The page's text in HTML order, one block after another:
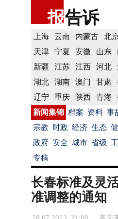
报告诉
上海 云南 内蒙古 北
天津
宁夏 安徽 山东
新疆
江苏 江西 河北
湖北
湖南 澳门 甘肃
辽宁
重庆 陕西 青海
新闻集锦 档案 资料 事
宗教 时政 经济 生态
政府 安全 城市 省级
专稿
长春标准及灵
准调整的通知